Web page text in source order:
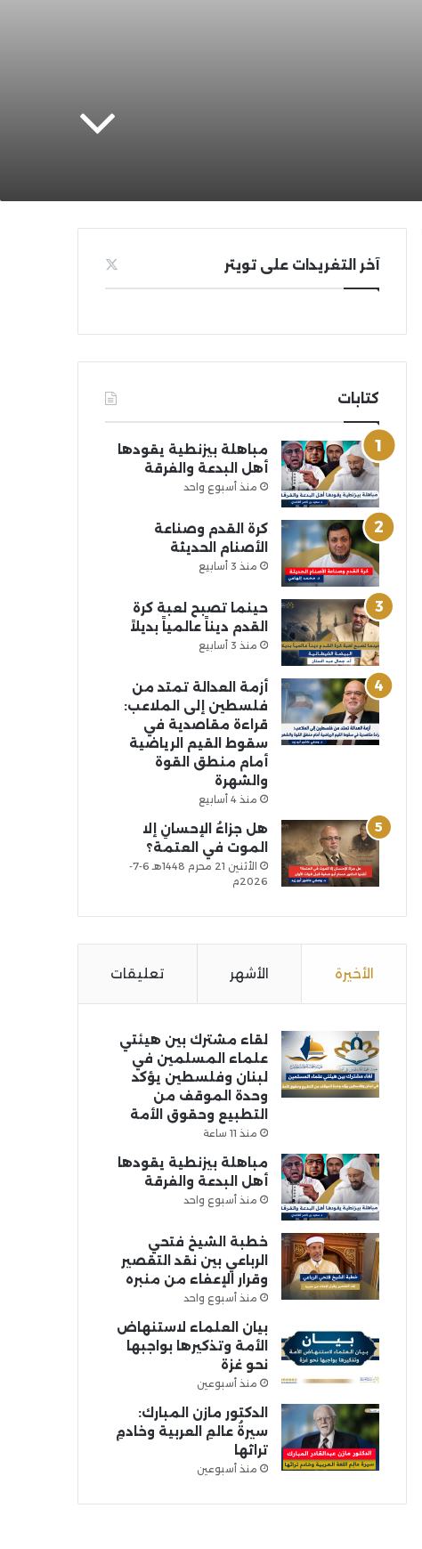
آخر التغريدات على تويتر
كتابات
مباهلة بيزنطية يقودها
أهل البدعة والفرقة
منذ أسبوع واحد
كرة القدم وصناعة
الأصنام الحديثة
منذ 3 أسابيع
حينما تصبح لعبة كرة
القدم ديناً عالمياً بديلاً
منذ 3 أسابيع
أزمة العدالة تمتد من
فلسطين إلى الملاعب:
قراءة مقاصدية في
سقوط القيم الرياضية
أمام منطق القوة
والشهرة
منذ 4 أسابيع
هل جزاءُ الإحسانِ إلا
الموت في العتمة؟
الأثنين 21 محرم 1448هـ 6-7-
2026م
الأخيرة الأشهر تعليقات
لقاء مشترك بين هيئتي
علماء المسلمين في
لبنان وفلسطين يؤكد
وحدة الموقف من
التطبيع وحقوق الأمة
منذ 11 ساعة
مباهلة بيزنطية يقودها
أهل البدعة والفرقة
منذ أسبوع واحد
خطبة الشيخ فتحي
الرباعي بين نقد التقصير
وقرار الإعفاء من منبره
منذ أسبوع واحد
بيان العلماء لاستنهاض
الأمة وتذكيرها بواجبها
نحو غزة
منذ أسبوعين
الدكتور مازن المبارك:
سيرةُ عالمِ العربية وخادمِ
تراثها
منذ أسبوعين